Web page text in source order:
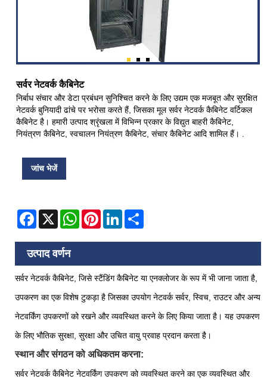
सर्वर नेटवर्क कैबिनेट
निर्बाध संचार और डेटा प्रबंधन सुनिश्चित करने के लिए उद्यम एक मजबूत और सुरक्षित
नेटवर्क बुनियादी ढांचे पर भरोसा करते हैं, जिसका मूल सर्वर नेटवर्क कैबिनेट वर्टिकल
कैबिनेट है। हमारी उत्पाद श्रृंखला में विभिन्न प्रकार के विद्युत बाहरी कैबिनेट,
नियंत्रण कैबिनेट, स्वचालन नियंत्रण कैबिनेट, संचार कैबिनेट आदि शामिल हैं। .
जांच भेजें
Facebook
X WhatsAppPinterestLinkedIn
उत्पाद वर्णन
सर्वर नेटवर्क कैबिनेट, जिसे स्टैंडिंग कैबिनेट या एनक्लोजर के रूप में भी जाना जाता है,
उपकरण का एक विशेष टुकड़ा है जिसका उपयोग नेटवर्क सर्वर, स्विच, राउटर और अन्य
नेटवर्किंग उपकरणों को रखने और व्यवस्थित करने के लिए किया जाता है। यह उपकरण
के लिए भौतिक सुरक्षा, सुरक्षा और उचित वायु प्रवाह प्रदान करता है।
स्थान और संगठन को अधिकतम करना:
सर्वर नेटवर्क कैबिनेट नेटवर्किंग उपकरण को व्यवस्थित करने का एक व्यवस्थित और